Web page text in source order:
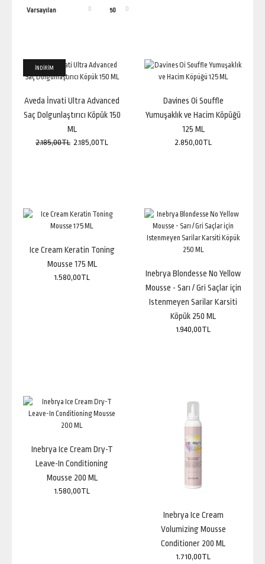
Aveda İnvati Ultra Advanced Saç Dolgunlaştırıcı Köpük 150 ML
Davines Oi Souffle Yumuşaklık ve Hacim Köpüğü 125 ML
ÖZELLİKLER DAVINES Oi Souffle Yumuşaklık ve Hacim Köpüğü 125ml İnce ve
Ice Cream Keratin Toning Mousse 175 ML
Inebrya Ice Cream Keratin Toning Mousse 175 mlÜrün Adı: Inebrya Ice Cream
İNDİRİM
Aveda İnvati Ultra Advanced
Saç Dolgunlaştırıcı Köpük 150
ML
2.185,00TL 2.185,00TL
Davines Oi Souffle
Yumuşaklık ve Hacim Köpüğü
125 ML
2.850,00TL
Ice Cream Keratin Toning
Mousse 175 ML
1.580,00TL
Inebrya Blondesse No Yellow
Mousse - Sarı / Gri Saçlar için
Istenmeyen Sarilar Karsiti
Köpük 250 ML
1.940,00TL
Inebrya Ice Cream Dry-T
Leave-In Conditioning
Mousse 200 ML
1.580,00TL
Inebrya Ice Cream
Volumizing Mousse
Conditioner 200 ML
1.710,00TL